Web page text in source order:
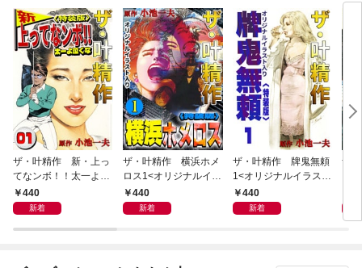
ザ・叶精作 新・上っ
てなンボ！！太一よ泣
くな1<特装版>
440
新着
ザ・叶精作 横浜ホメ
ロス1<オリジナルイラ
スト入り特装版>
440
新着
ザ・叶精作 牌鬼無頼
1<オリジナルイラスト
入り特装版>
440
新着
ザ